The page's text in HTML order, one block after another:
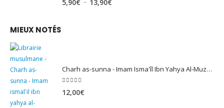
5,90€ 13,90€
MIEUX NOTÉS
Charh as-sunna - Imam Isma'îl Ibn Yahya Al-Muzanî
12,00€